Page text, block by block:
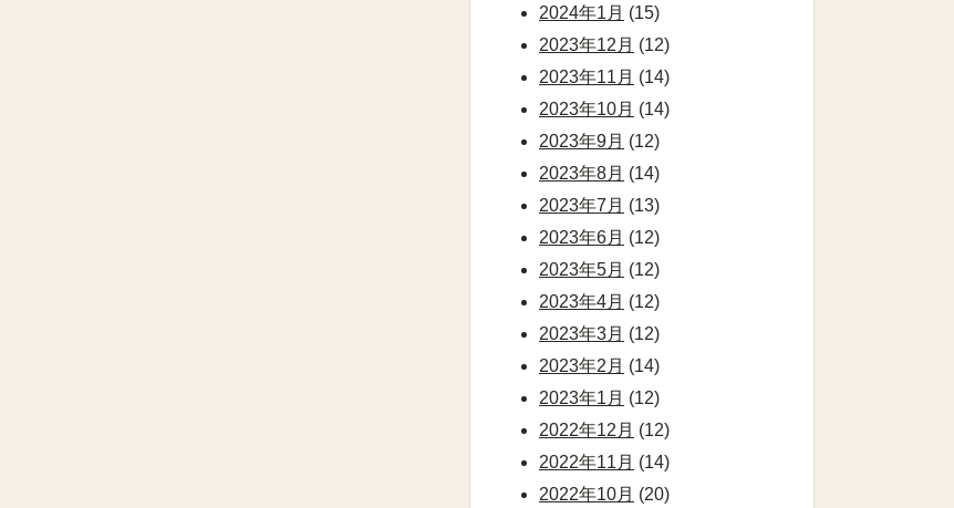
2024年1月 (15)
2023年12月 (12)
2023年11月 (14)
2023年10月 (14)
2023年9月 (12)
2023年8月 (14)
2023年7月 (13)
2023年6月 (12)
2023年5月 (12)
2023年4月 (12)
2023年3月 (12)
2023年2月 (14)
2023年1月 (12)
2022年12月 (12)
2022年11月 (14)
2022年10月 (20)